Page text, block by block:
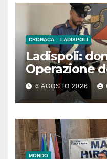
CRONACA LADISPOLI
Ladispoli:
Operazione
6 AGOSTO 2026
MONDO